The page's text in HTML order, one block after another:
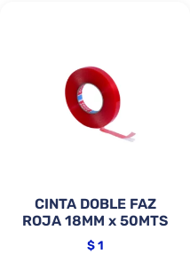
CINTA DOBLE FAZ
ROJA 18MM x 50MTS
$1